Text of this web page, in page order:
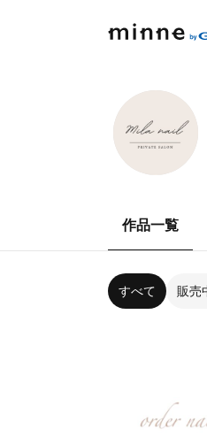
作品一覧
すべて 販売